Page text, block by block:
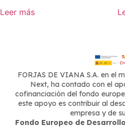
Leer más
FORJAS DE VIANA S.A. en el
Next, ha contado con el
cofinanciación del fondo
este apoyo es contribuir al
empresa y de
Fondo Europeo de